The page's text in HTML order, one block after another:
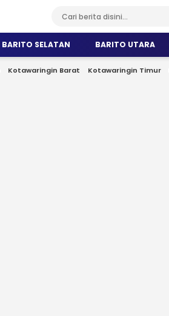
BARITO SELATAN BARITO UTARA
Kotawaringin Barat Kotawaringin Timur